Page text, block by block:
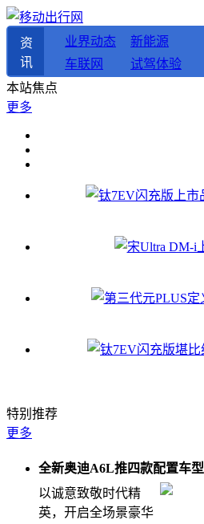
资
讯
业界动态
新能源
车联网
试驾体验
本站焦点
更多
特别推荐
更多
全新奥迪A6L推四款配置车型
以诚意致敬时代精
英，开启全场景豪华